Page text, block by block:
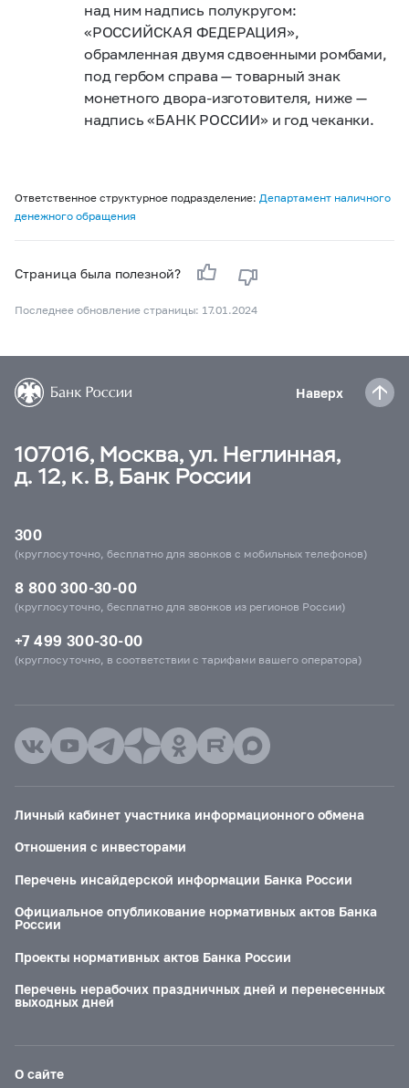
над ним надпись полукругом:
«РОССИЙСКАЯ ФЕДЕРАЦИЯ»,
обрамленная двумя сдвоенными ромбами,
под гербом справа — товарный знак
монетного двора-изготовителя, ниже —
надпись «БАНК РОССИИ» и год чеканки.
Ответственное структурное подразделение: Департамент наличного
денежного обращения
Страница была полезной?
Последнее обновление страницы: 17.01.2024
Наверх
107016, Москва, ул. Неглинная,
д. 12, к. В, Банк России
300
(круглосуточно, бесплатно для звонков с мобильных телефонов)
8 800 300-30-00
(круглосуточно, бесплатно для звонков из регионов России)
+7 499 300-30-00
(круглосуточно, в соответствии с тарифами вашего оператора)
Личный кабинет участника информационного обмена
Отношения с инвесторами
Перечень инсайдерской информации Банка России
Официальное опубликование нормативных актов Банка
России
Проекты нормативных актов Банка России
Перечень нерабочих праздничных дней и перенесенных
выходных дней
О сайте